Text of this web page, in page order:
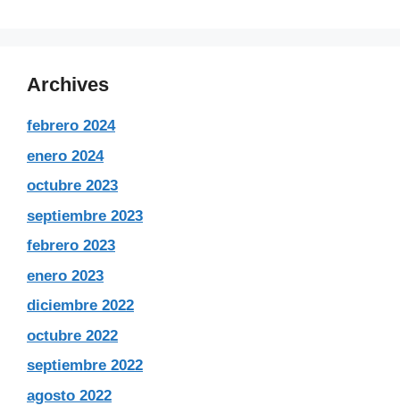
Archives
febrero 2024
enero 2024
octubre 2023
septiembre 2023
febrero 2023
enero 2023
diciembre 2022
octubre 2022
septiembre 2022
agosto 2022